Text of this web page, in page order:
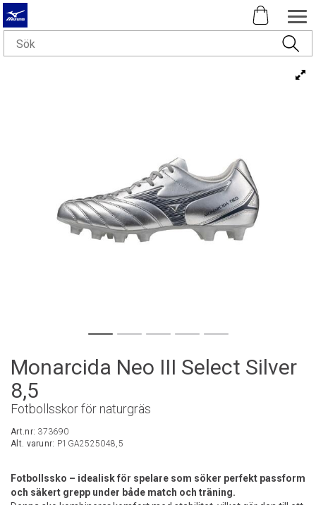
Monarcida Neo III Select Silver
8,5
Fotbollsskor för naturgräs
Art.nr: 373690
Alt. varunr: P1GA2525048,5
Fotbollssko – idealisk för spelare som söker perfekt passform
och säkert grepp under både match och träning.